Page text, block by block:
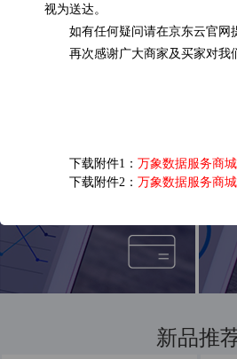
视为送达。
如有任何疑问请在京东云官网
再次感谢广大商家及买家对我
下载附件1： 万象数据服务商
下载附件2： 万象数据服务商
企业三要素核验
银
新品推